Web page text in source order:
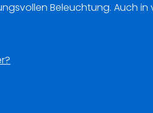
Beleuchtung. Auch